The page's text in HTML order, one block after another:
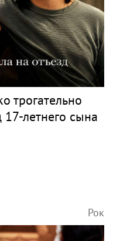
трогательно
17-летнего сына
Рок